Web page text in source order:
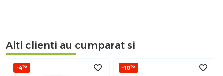
Alti clienti au cumparat si
-4% -10%